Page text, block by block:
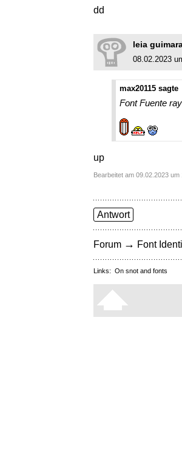
dd
leia
08.02.2023
max20115 sagte
Font Fuente
up
Bearbeitet am 09.02.2023
Antwort
Forum → Font
Links: On snot and fonts